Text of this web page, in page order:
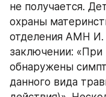
не получается.
охраны
отделения АМН И.
заключении:
обнаружены
данного вида